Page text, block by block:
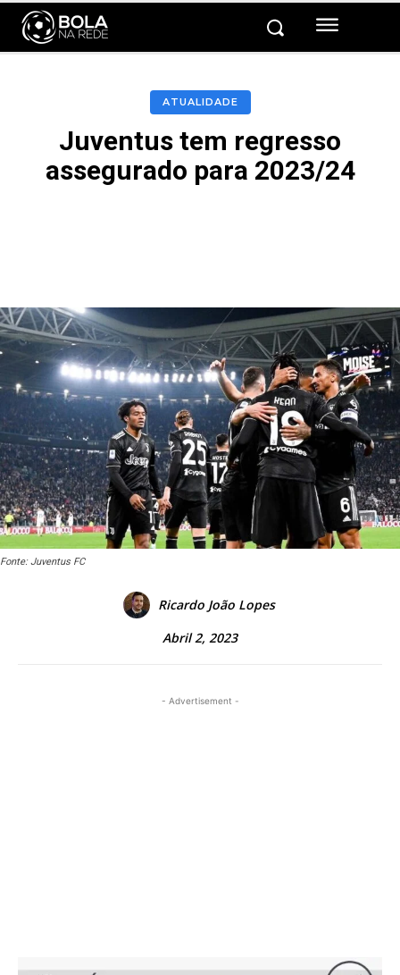
ATUALIDADE
Juventus tem regresso
assegurado para 2023/24
Fonte: Juventus FC
Ricardo João Lopes
Abril 2, 2023
- Advertisement -